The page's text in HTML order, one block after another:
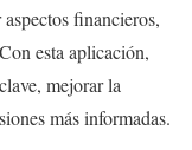
financieros,
esta aplicación,
mejorar la
más informadas.